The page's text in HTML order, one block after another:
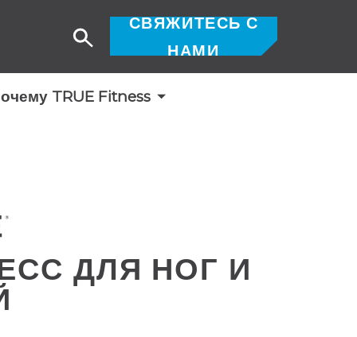
TRUE Fitness
СВЯЖИТЕСЬ С
НАМИ
Поиск
ДЛЯ НОГ И